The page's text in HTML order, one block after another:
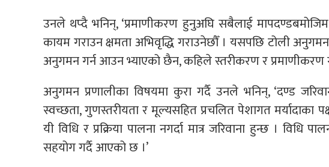
उनले थप्दै भनिन्, ‘प्रमाणीकरण हुनुअघि सबैलाई
कायम गराउन क्षमता अभिवृद्धि गराउनेछौँ । यसपछि टोली
अनुगमन गर्न आउन भ्याएको छैन, कहिले स्तरीकरण र प्रमाणीकरण
अनुगमन प्रणालीका विषयमा कुरा गर्दै उनले भनिन्, ‘दण्ड
स्वच्छता, गुणस्तरीयता र मूल्यसहित प्रचलित पेशागत मर्यादाका
यी विधि र प्रक्रिया पालना नगर्दा मात्र जरिवाना हुन्छ । विधि
सहयोग गर्दै आएको छ ।’